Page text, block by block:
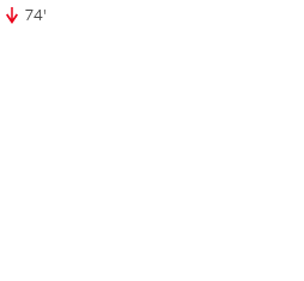
45. minute
74'